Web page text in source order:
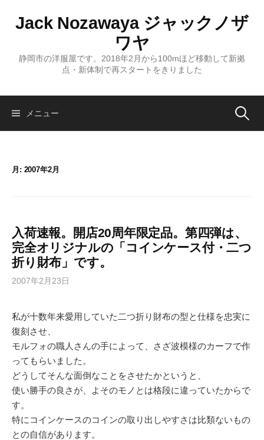
ス
Jack Nozawaya ジャックノザ
ワヤ
静岡市の洋服屋です。2018年2月から100mほど移動して新拠
点・新体制で再スタートをきりました
メニュー 検
月: 2007年2月
入荷速報。開店20周年限定品。第四弾は、
完全オリジナルの「コインケース付・二つ
折り財布」です。
2007年2月23日
私が十数年来愛用していた二つ折り財布の型と仕様を忠実に
復刻させ、
モルフォの職人さんの手によって、さざ波模様のカーフで作
ってもらいました。
どうしてそんな面倒なことをさせたかというと、
使い勝手の良さが、よそのモノとは格段に違っていたからで
す。
特にコインケースのコインの取り出しやすさは比類ないもの
との自信があります。